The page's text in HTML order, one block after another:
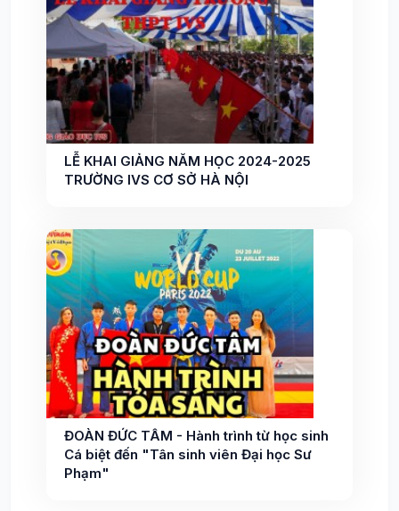
LỄ KHAI GIẢNG NĂM HỌC 2024-2025
TRƯỜNG IVS CƠ SỞ HÀ NỘI
ĐOÀN ĐỨC TÂM - Hành trình từ học sinh
Cá biệt đến "Tân sinh viên Đại học Sư
Phạm"